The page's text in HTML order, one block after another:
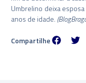
Umbrelino deixa
anos de idade.
Compartilhe